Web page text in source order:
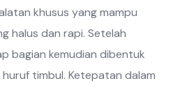
khusus yang mampu
halus dan rapi. Setelah
bagian kemudian dibentuk
timbul. Ketepatan dalam